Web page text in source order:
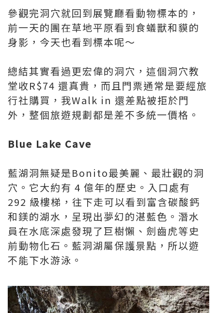
參觀完洞穴就回到展覽廳看動物標本的，
前一天的團在草地平原看到食蟻獸和貘的
身影，今天也看到標本呢～
總結其實看過更宏偉的洞穴，這個洞穴教
堂收R$74 還真貴，而且門票通常是要經旅
行社購買，我Walk in 還差點被拒於門
外，整個旅遊規劃都是差不多統一價格。
Blue Lake Cave
藍湖洞無疑是Bonito最美麗、最壯觀的洞
穴。它大約有 4 億年的歷史。入口處有
292 級樓梯，往下走可以看到富含碳酸鈣
和鎂的湖水，呈現出夢幻的湛藍色。潛水
員在水底深處發現了巨樹懶、劍齒虎等史
前動物化石。藍洞湖屬保護景點，所以遊
不能下水游泳。